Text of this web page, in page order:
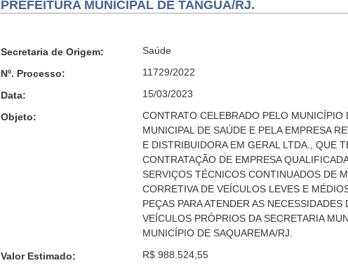
PREFEITURA MUNICIPAL DE TANGUÁ/RJ.
Secretaria de Origem: Saúde
Nº. Processo: 11729/2022
Data: 15/03/2023
Objeto:
CONTRATO CELEBRADO PELO MUNICÍPIO
MUNICIPAL DE SAÚDE E PELA EMPRESA
E DISTRIBUIDORA EM GERAL LTDA., QUE
CONTRATAÇÃO DE EMPRESA
SERVIÇOS TÉCNICOS CONTINUADOS DE
CORRETIVA DE VEÍCULOS LEVES E
PEÇAS PARA ATENDER AS
VEÍCULOS PRÓPRIOS DA SECRETARIA
MUNICÍPIO DE SAQUAREMA/RJ.
Valor Estimado: R$ 988.524,55